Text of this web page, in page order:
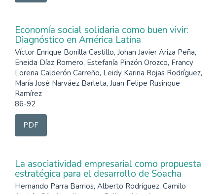
Economía social solidaria como buen vivir:
Diagnóstico en América Latina
Víctor Enrique Bonilla Castillo, Johan Javier Ariza Peña,
Eneida Díaz Romero, Estefanía Pinzón Orozco, Francy
Lorena Calderón Carreño, Leidy Karina Rojas Rodríguez,
María José Narváez Barleta, Juan Felipe Rusinque
Ramírez
86-92
PDF
La asociatividad empresarial como propuesta
estratégica para el desarrollo de Soacha
Hernando Parra Barrios, Alberto Rodríguez, Camilo